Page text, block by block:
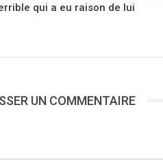
qui a eu raison de lui
UN COMMENTAIRE